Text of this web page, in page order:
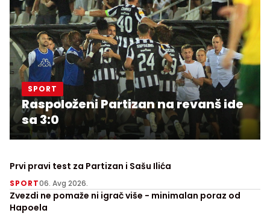
SPORT
Raspoloženi Partizan na revanš ide
sa 3:0
Prvi pravi test za Partizan i Sašu Ilića
SPORT06. Avg 2026.
Zvezdi ne pomaže ni igrač više - minimalan poraz od
Hapoela